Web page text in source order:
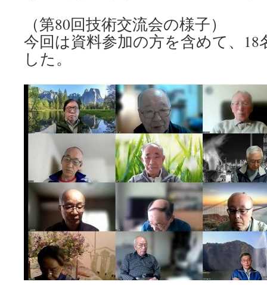
（第80回技術交流会の様子）
今回は資料参加の方を含めて、
した。